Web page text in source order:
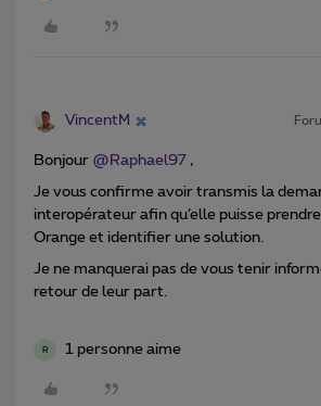
VincentM
Bonjour ​ @Raphael97 ,
Je vous confirme avoir transmis la
interopérateur afin qu’elle puisse
Orange et identifier une solution.
Je ne manquerai pas de vous tenir
retour de leur part.
R 1 personne aime